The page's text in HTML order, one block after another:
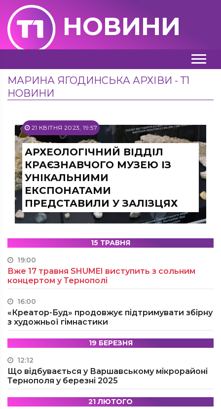
НОВИНИ
МАРИНА ЯГОДИНСЬКА АРХІВИ - Т1
НОВИНИ
21 КВІТНЯ 2023, 19:57
АРХЕОЛОГІЧНИЙ ВІДДІЛ
КРАЄЗНАВЧОГО МУЗЕЮ ІЗ
УНІКАЛЬНИМИ
ЕКСПОНАТАМИ
ПРЕДСТАВИЛИ У ЗАЛІЗЦЯХ
15 ТРАВНЯ
19:00
Вже 17 травня SHUMEI виступить з сольним
концертом у Тернополі
16:00
«Креатор-Буд» продовжує підтримувати збірну
з художньої гімнастики
19 БЕРЕЗНЯ
12:12
Що відбувається у Варшавському мікрорайоні
Тернополя у березні 2025
21 ЛЮТОГО